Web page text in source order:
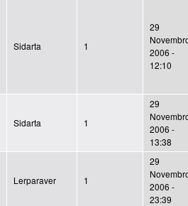
Sidarta 1
29
2006 -
12:10
Sidarta 1
29
2006 -
13:38
Lerparaver 1
29
2006 -
23:39